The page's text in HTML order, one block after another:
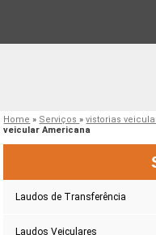
Home » Serviços»vistorias
veicular Americana
Laudos de Transferência
Laudos Veiculares